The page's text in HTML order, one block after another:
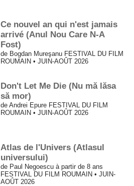
Ce nouvel an qui n'est jamais
arrivé (Anul Nou Care N-A
Fost)
de Bogdan Mureşanu FESTIVAL DU FILM
ROUMAIN • JUIN-AOÛT 2026
Don't Let Me Die (Nu mă lăsa
să mor)
de Andrei Epure FESTIVAL DU FILM
ROUMAIN • JUIN-AOÛT 2026
Atlas de l'Univers (Atlasul
universului)
de Paul Negoescu à partir de 8 ans
FESTIVAL DU FILM ROUMAIN • JUIN-
AOÛT 2026